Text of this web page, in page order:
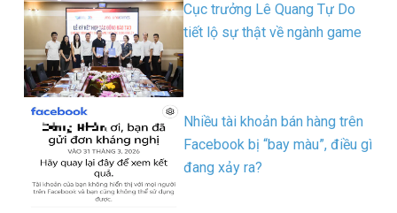
Cục trưởng Lê Quang Tự Do
tiết lộ sự thật về ngành game
Nhiều tài khoản bán hàng trên
Facebook bị “bay màu”, điều gì
đang xảy ra?